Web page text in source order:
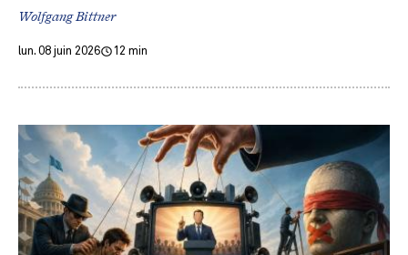
Wolfgang Bittner
lun. 08 juin 2026 12 min